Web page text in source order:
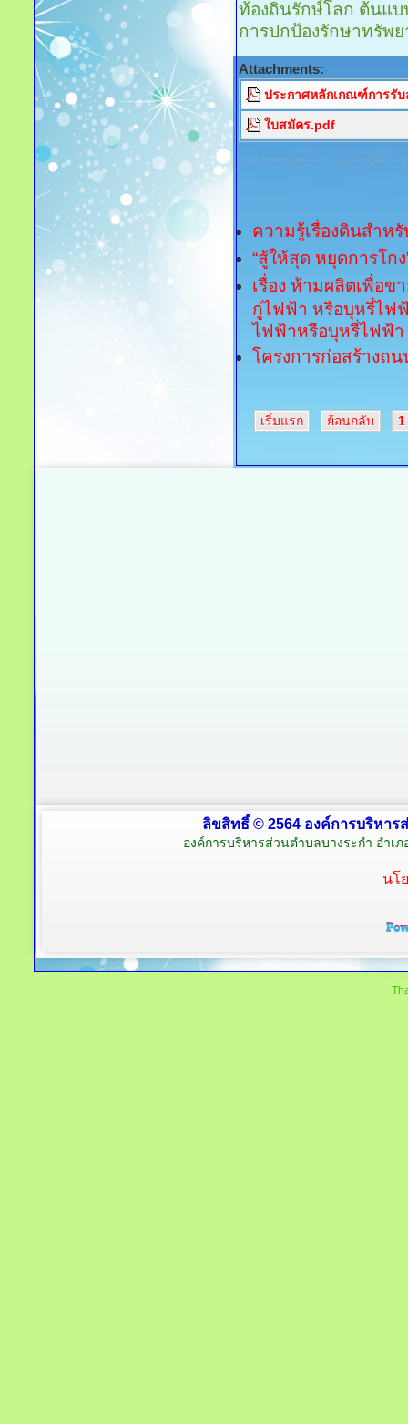
ท้องถิ่นรักษ์โลก ต้นแ
การปกป้องรักษาทรัพ
Attachments:
ประกาศหลักเกณฑ์การรั
ใบสมัคร.pdf
ความรู้เรื่องดินสำห
“สู้ให้สุด หยุดการโกง
เรื่อง ห้ามผลิตเพื่อข
กู่ไฟฟ้า หรือบุหรี่ไฟ
ไฟฟ้าหรือบุหรี่ไฟฟ้า
โครงการก่อสร้างถ
เริ่มแรก ย้อนกลับ 1
ลิขสิทธิ์ © 2564 องค์การบริหาร
องค์การบริหารส่วนตำบลบางระกำ อำเ
นโ